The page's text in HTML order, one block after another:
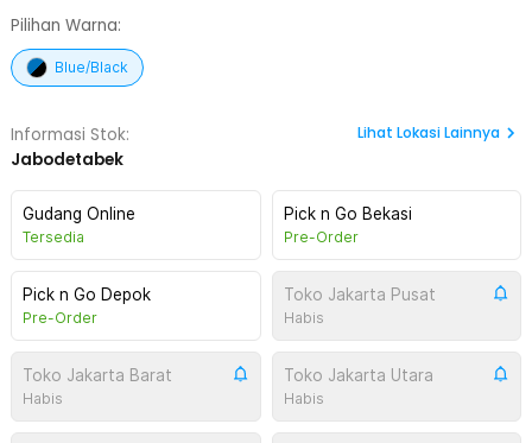
Pilihan Warna:
Blue/Black
Informasi Stok:
Jabodetabek
Lihat Lokasi Lainnya
Gudang Online
Tersedia
Pick n Go Bekasi
Pre-Order
Pick n Go Depok
Pre-Order
Toko Jakarta Pusat
Habis
Toko Jakarta Barat
Habis
Toko Jakarta Utara
Habis